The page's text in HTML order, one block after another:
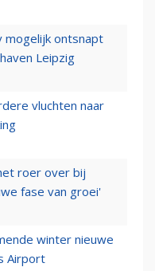
mogelijk ontsnapt
Leipzig
vluchten naar
roer over bij
fase van groei'
winter nieuwe
Airport